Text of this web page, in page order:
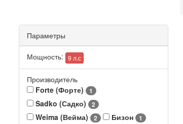
Параметры
Мощность: 9 л.с
Производитель
Forte (Форте)
1
Sadko (Садко) 2
Weima (Вейма) 2 Бизон 1